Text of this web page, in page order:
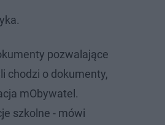
pozwalające
chodzi o dokumenty,
mObywatel.
szkolne - mówi